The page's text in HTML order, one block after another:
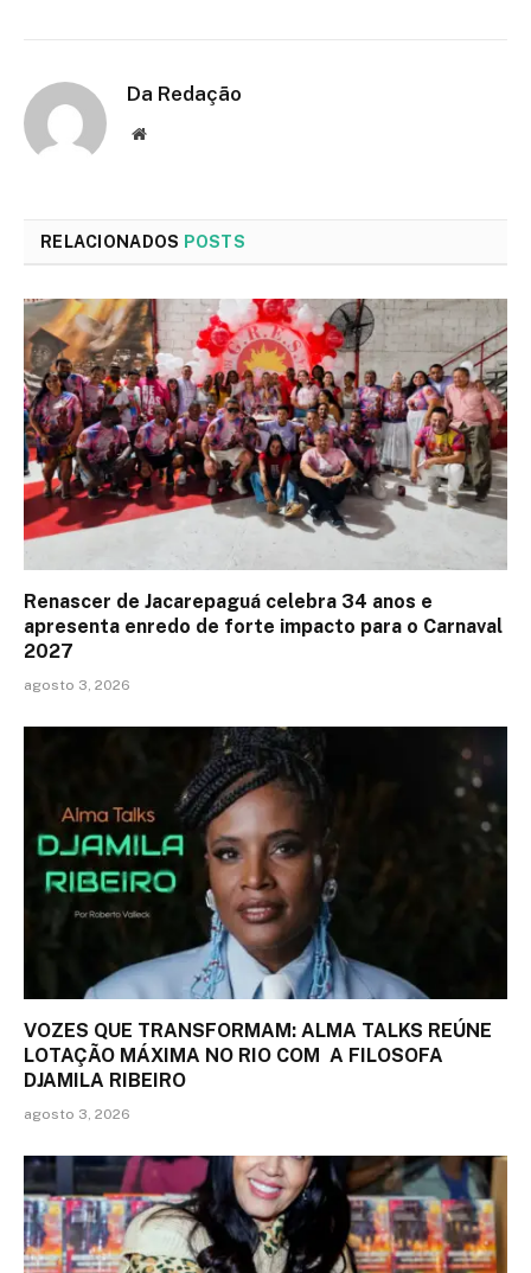
Da Redação
Site
RELACIONADOS POSTS
Renascer de Jacarepaguá celebra 34 anos e
apresenta enredo de forte impacto para o Carnaval
2027
agosto 3, 2026
VOZES QUE TRANSFORMAM: ALMA TALKS REÚNE
LOTAÇÃO MÁXIMA NO RIO COM A FILOSOFA
DJAMILA RIBEIRO
agosto 3, 2026